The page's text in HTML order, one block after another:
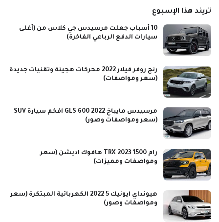
تريند هذا الإسبوع
10 أسباب جعلت مرسيدس جي كلاس من (أغلى
سيارات الدفع الرباعي الفاخرة)
رنج روفر فيلار 2022 محركات هجينة وتقنيات جديدة
(سعر ومواصفات)
مرسيدس مايباخ GLS 600 2022 افخم سيارة SUV
(سعر ومواصفات وصور)
رام 1500 TRX 2023 هافوك اديشن (سعر
ومواصفات ومميزات)
هيونداي ايونيك 5 2022 الكهربائية المبتكرة (سعر
ومواصفات وصور)